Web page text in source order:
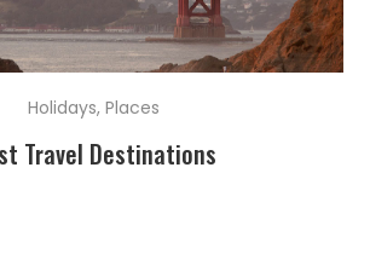
Holidays,Places
Travel Destinations